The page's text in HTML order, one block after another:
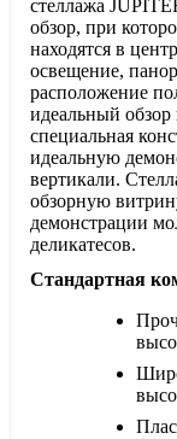
стеллажа
обзор, при
находятся в
освещение,
расположение
идеальный
специальная
идеальную
вертикали.
обзорную
демонстрации
деликатесов.
Стандартная